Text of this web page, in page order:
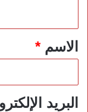
*الاسم*
البريد